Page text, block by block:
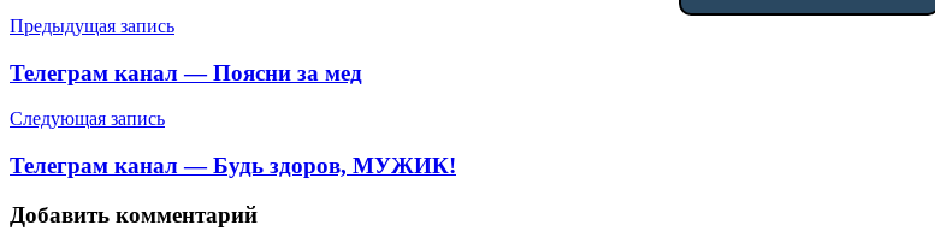
Навигация
по
записям
Предыдущая запись
Телеграм канал — Поясни за мед
Следующая запись
Телеграм канал — Будь здоров, МУЖИК!
Добавить комментарий